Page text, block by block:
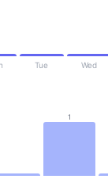
Tue Wed
1